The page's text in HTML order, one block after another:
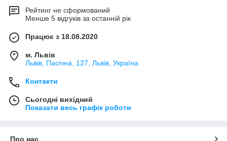
Рейтинг не сформований
Менше 5 відгуків за останній рік
Працює з 18.08.2020
м. Львів
Львів, Пасічна, 127, Львів, Україна
Контакти
Сьогодні вихідний
Показати весь графік роботи
Про нас